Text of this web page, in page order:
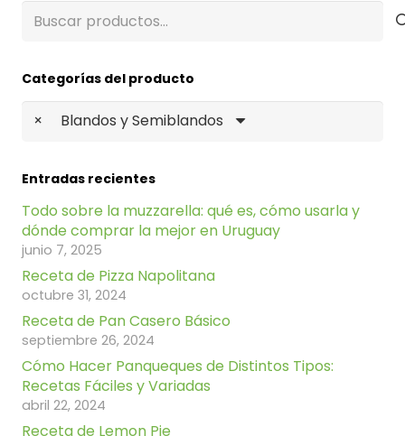
Buscar
Categorías del producto
× Blandos y Semiblandos
Entradas recientes
Todo sobre la muzzarella: qué es, cómo usarla y
dónde comprar la mejor en Uruguay
junio 7, 2025
Receta de Pizza Napolitana
octubre 31, 2024
Receta de Pan Casero Básico
septiembre 26, 2024
Cómo Hacer Panqueques de Distintos Tipos:
Recetas Fáciles y Variadas
abril 22, 2024
Receta de Lemon Pie